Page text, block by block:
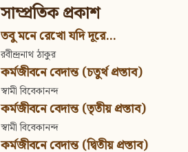
সাম্প্রতিক প্রকাশ
তবু মনে রেখো যদি দূরে...
রবীন্দ্রনাথ ঠাকুর
কর্মজীবনে বেদান্ত (চতুর্থ প্রস্তাব)
স্বামী বিবেকানন্দ
কর্মজীবনে বেদান্ত (তৃতীয় প্রস্তাব)
স্বামী বিবেকানন্দ
কর্মজীবনে বেদান্ত (দ্বিতীয় প্রস্তাব)